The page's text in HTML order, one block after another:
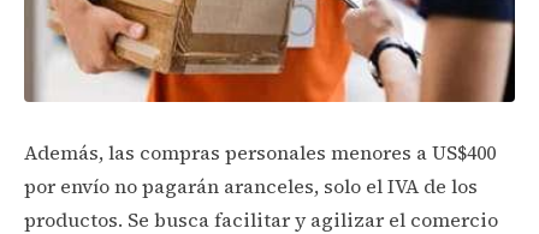
Además, las compras personales menores a US$400
por envío no pagarán aranceles, solo el IVA de los
productos. Se busca facilitar y agilizar el comercio